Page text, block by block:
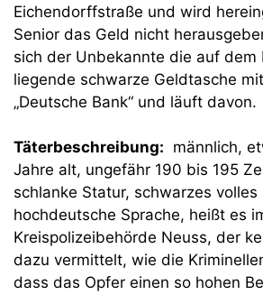
Eichendorffstraße und wird
Senior das Geld nicht
sich der Unbekannte die auf dem
liegende schwarze Geldtasche
„Deutsche Bank“ und läuft davon.
Täterbeschreibung: männlich,
Jahre alt, ungefähr 190 bis 195
schlanke Statur, schwarzes volles
hochdeutsche Sprache, heißt es
Kreispolizeibehörde Neuss, der
dazu vermittelt, wie die
dass das Opfer einen so hohen